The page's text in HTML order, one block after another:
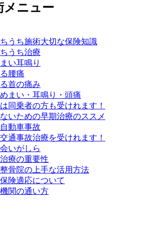
メニュー
うち施術大切な保険知識
うち治療
い耳鳴り
腰痛
首の痛み
まい・耳鳴り・頭痛
同乗者の方も受けれます！
いための早期治療のススメ
動車事故
通事故治療を受けれます！
いがしら
療の重要性
骨院の上手な活用方法
険適応について
関の通い方